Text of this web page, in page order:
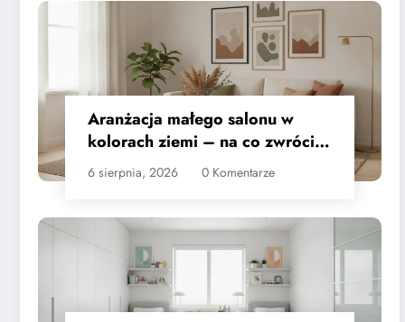
Aranżacja małego salonu w
kolorach ziemi – na co zwrócić
uwagę
6 sierpnia, 2026 0 Komentarze